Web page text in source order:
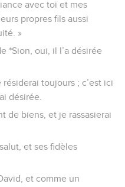
avec toi et mes
propres fils aussi
»
*Sion, oui, il l’a désirée
toujours ; c’est ici
désirée.
de biens, et je rassasierai
et ses fidèles
et comme un